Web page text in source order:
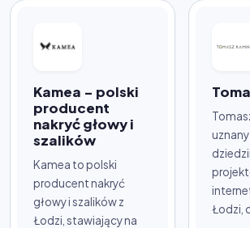
Kamea - polski
producent
nakryć głowy i
szalików
Kamea to polski
producent nakryć
głowy i szalików z
Łodzi, stawiający na
Łodzi,